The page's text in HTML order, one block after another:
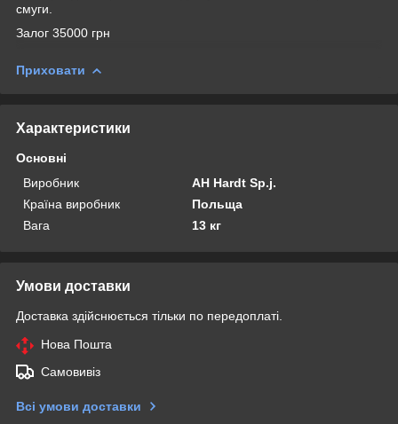
смуги.
Залог 35000 грн
Приховати
Характеристики
Основні
Виробник
AH Hardt Sp.j.
Країна виробник
Польща
Вага
13 кг
Умови доставки
Доставка здійснюється тільки по передоплаті.
Нова Пошта
Самовивіз
Всі умови доставки